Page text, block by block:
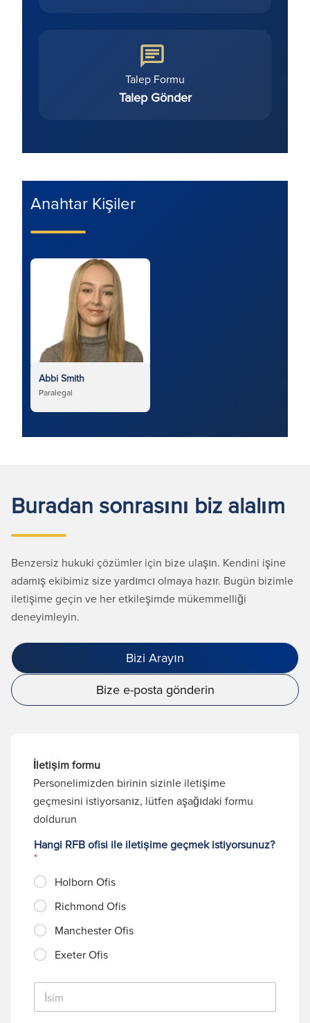
Talep Formu
Talep Gönder
Anahtar Kişiler
Abbi Smith
Paralegal
Buradan sonrasını biz alalım
Benzersiz hukuki çözümler için bize ulaşın. Kendini işine
adamış ekibimiz size yardımcı olmaya hazır. Bugün bizimle
iletişime geçin ve her etkileşimde mükemmelliği
deneyimleyin.
Bizi Arayın
Bize e-posta gönderin
İletişim formu
Personelimizden birinin sizinle iletişime
geçmesini istiyorsanız, lütfen aşağıdaki formu
doldurun
Hangi RFB ofisi ile iletişime geçmek istiyorsunuz?
*
Holborn Ofis
Richmond Ofis
Manchester Ofis
Exeter Ofis
İ
i